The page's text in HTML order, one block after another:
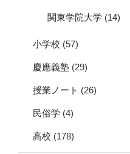
関東学院大学 (14)
小学校 (57)
慶應義塾 (29)
授業ノート (26)
民俗学 (4)
高校 (178)